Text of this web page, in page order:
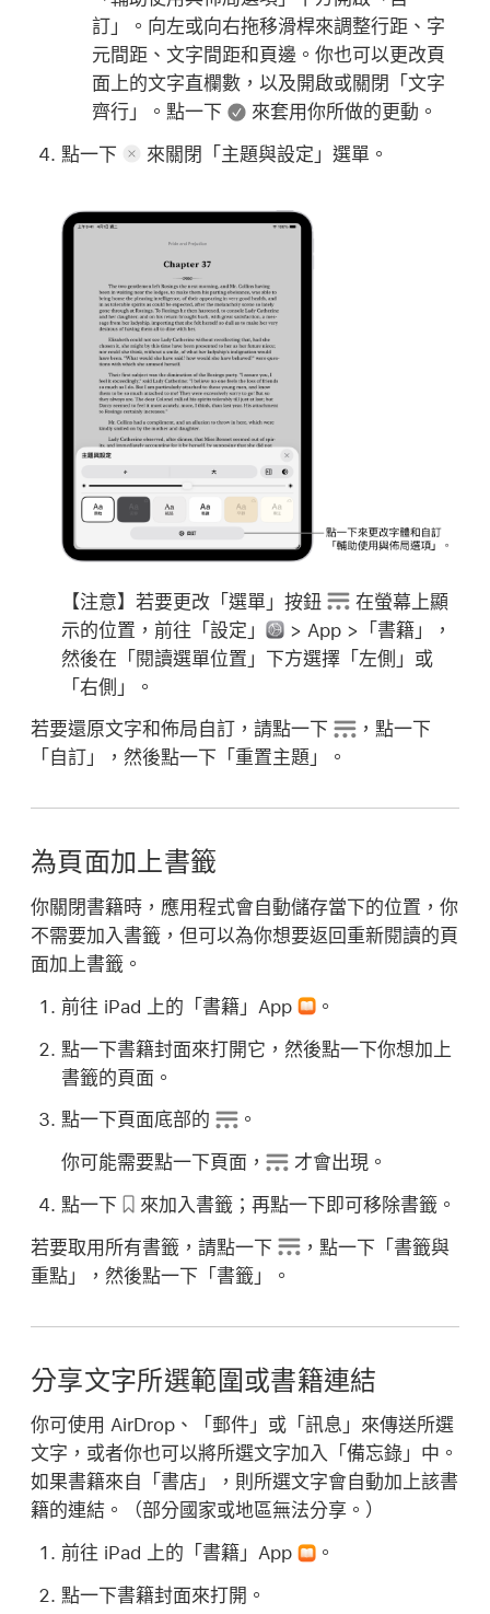
訂」。向左或向右拖移滑桿來調整行距、字
元間距、文字間距和頁邊。你也可以更改頁
面上的文字直欄數，以及開啟或關閉「文字
齊行」。點一下
來套用你所做的更動。
點一下
來關閉「主題與設定」選單。
【注意】若要更改「選單」按鈕
在螢幕上顯
示的位置，前往「設定」
> App >「書籍」，
然後在「閱讀選單位置」下方選擇「左側」或
「右側」。
若要還原文字和佈局自訂，請點一下
，點一下
「自訂」，然後點一下「重置主題」。
為頁面加上書籤
你關閉書籍時，應用程式會自動儲存當下的位置，你
不需要加入書籤，但可以為你想要返回重新閱讀的頁
面加上書籤。
前往 iPad 上的「書籍」App
。
點一下書籍封面來打開它，然後點一下你想加上
書籤的頁面。
點一下頁面底部的
。
你可能需要點一下頁面，
才會出現。
點一下
來加入書籤；再點一下即可移除書籤。
若要取用所有書籤，請點一下
，點一下「書籤與
重點」，然後點一下「書籤」。
分享文字所選範圍或書籍連結
你可使用 AirDrop、「郵件」或「訊息」來傳送所選
文字，或者你也可以將所選文字加入「備忘錄」中。
如果書籍來自「書店」，則所選文字會自動加上該書
籍的連結。（部分國家或地區無法分享。）
前往 iPad 上的「書籍」App
。
點一下書籍封面來打開。